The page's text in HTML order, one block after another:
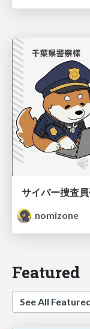
サイバー捜査員
nomizone
Featured
See All